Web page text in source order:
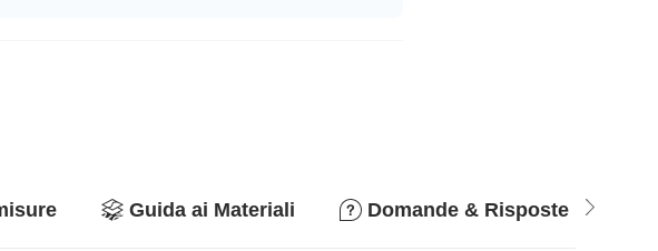
Guida ai Materiali Domande & Risposte